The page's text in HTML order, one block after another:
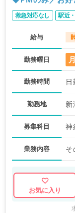
問／非常勤）
救急対応なし 駅近
給与
勤務曜日 月
勤務時間
勤務地 新
募集科目
業務内容 そ
お気に入り